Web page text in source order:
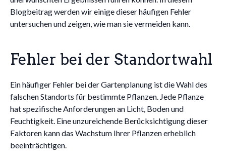
Blogbeitrag werden wir einige dieser häufigen Fehler
untersuchen und zeigen, wie man sie vermeiden kann.
Fehler bei der Standortwahl
Ein häufiger Fehler bei der Gartenplanung ist die Wahl des
falschen Standorts für bestimmte Pflanzen. Jede Pflanze
hat spezifische Anforderungen an Licht, Boden und
Feuchtigkeit. Eine unzureichende Berücksichtigung dieser
Faktoren kann das Wachstum Ihrer Pflanzen erheblich
beeinträchtigen.